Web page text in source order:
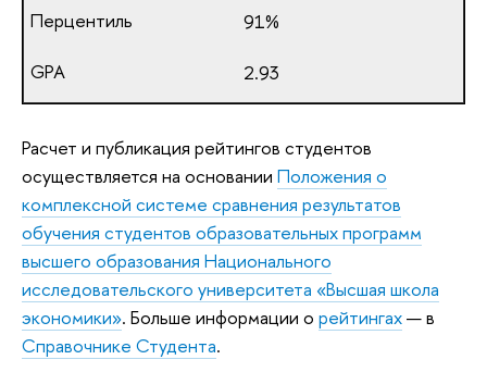
91%
2.93
Расчет и публикация рейтингов студентов
осуществляется на основании Положения о
комплексной системе сравнения результатов
обучения студентов образовательных программ
высшего образования Национального
исследовательского университета «Высшая школа
экономики». Больше информации о рейтингах— в
Справочнике Студента.